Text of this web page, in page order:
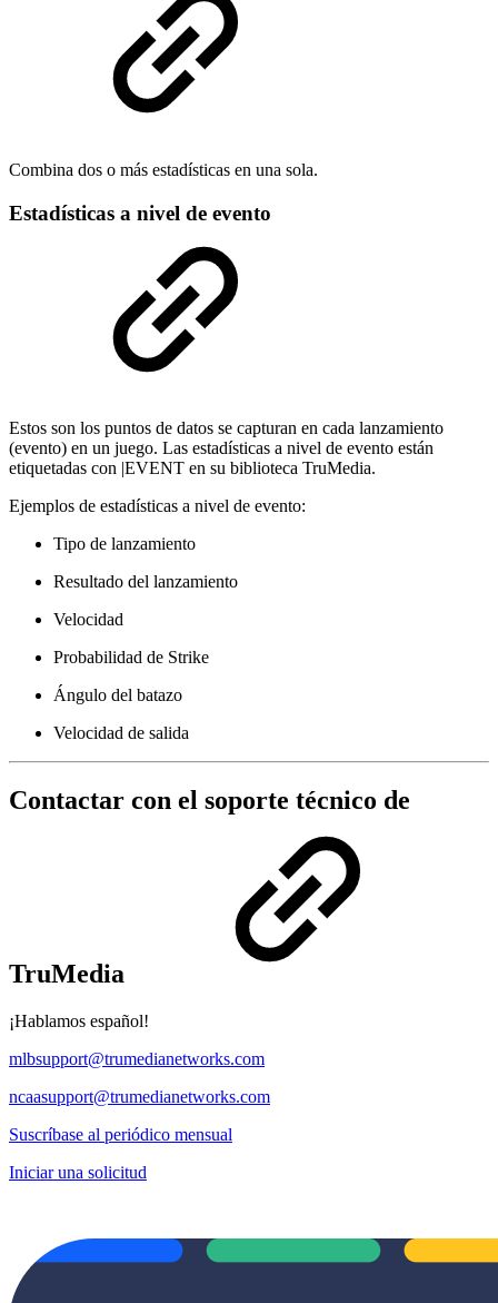
Combina dos o más estadísticas en una sola.
Estadísticas a nivel de evento
Estos son los puntos de datos se capturan en cada lanzamiento
(evento) en un juego. Las estadísticas a nivel de evento están
etiquetadas con |EVENT en su biblioteca TruMedia.
Ejemplos de estadísticas a nivel de evento:
Tipo de lanzamiento
Resultado del lanzamiento
Velocidad
Probabilidad de Strike
Ángulo del batazo
Velocidad de salida
Contactar con el soporte técnico de
TruMedia
¡Hablamos español!
mlbsupport@trumedianetworks.com
ncaasupport@trumedianetworks.com
Suscríbase al periódico mensual
Iniciar una solicitud